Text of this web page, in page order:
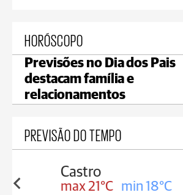
HORÓSCOPO
Previsões no Dia dos Pais
destacam família e
relacionamentos
PREVISÃO DO TEMPO
18°C max 20°C